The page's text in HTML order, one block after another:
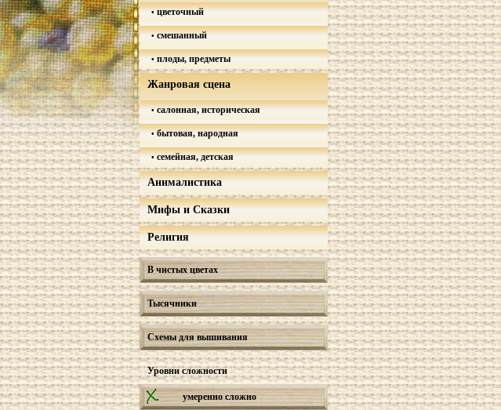
цветочный
смешанный
плоды, предметы
Жанровая сцена
салонная, историческая
бытовая, народная
семейная, детская
Анималистика
Мифы и Сказки
Религия
В чистых цветах
Тысячники
Схемы для вышивания
Уровни сложности
умеренно сложно